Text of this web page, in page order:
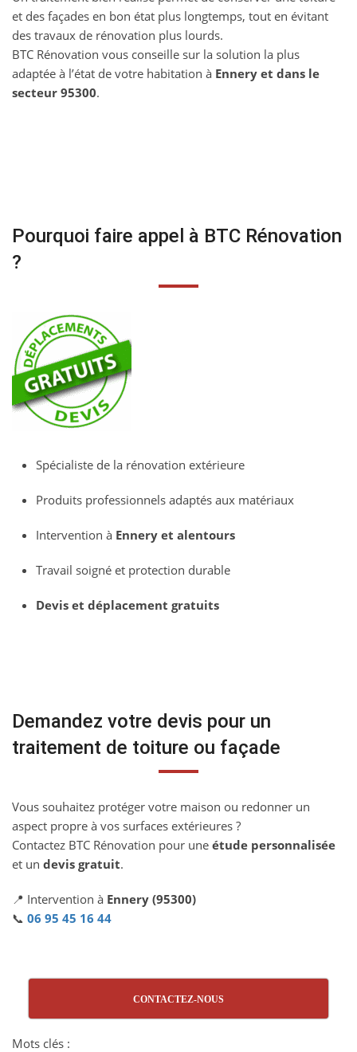
et des façades en bon état plus longtemps, tout en évitant
des travaux de rénovation plus lourds.
BTC Rénovation vous conseille sur la solution la plus
adaptée à l’état de votre habitation à Ennery et dans le
secteur 95300.
Pourquoi faire appel à BTC Rénovation
?
Spécialiste de la rénovation extérieure
Produits professionnels adaptés aux matériaux
Intervention à Ennery et alentours
Travail soigné et protection durable
Devis et déplacement gratuits
Demandez votre devis pour un
traitement de toiture ou façade
Vous souhaitez protéger votre maison ou redonner un
aspect propre à vos surfaces extérieures ?
Contactez BTC Rénovation pour une étude personnalisée
et un devis gratuit.
📍 Intervention à Ennery (95300)
📞 06 95 45 16 44
CONTACTEZ-NOUS
Mots clés :